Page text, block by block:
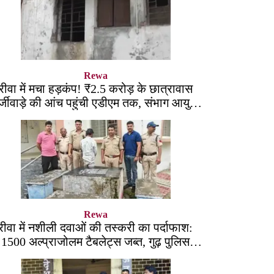
Rewa
में मचा हड़कंप! ₹2.5 करोड़ के छात्रावास
की आंच पहुंची एडीएम तक, संभाग आयुक्त
को भेजा एक्शन लेटर
Rewa
में नशीली दवाओं की तस्करी का पर्दाफाश:
1500 अल्प्राजोलम टैबलेट्स जब्त, गुढ़ पुलिस
खंगाल रही सप्लाई चेन